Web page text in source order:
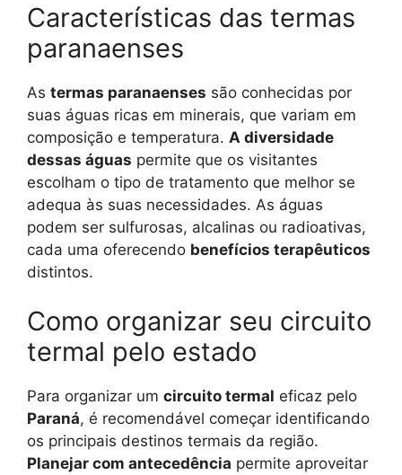
Características das termas
paranaenses
As termas paranaenses são conhecidas por
suas águas ricas em minerais, que variam em
composição e temperatura. A diversidade
dessas águas permite que os visitantes
escolham o tipo de tratamento que melhor se
adequa às suas necessidades. As águas
podem ser sulfurosas, alcalinas ou radioativas,
cada uma oferecendo benefícios terapêuticos
distintos.
Como organizar seu circuito
termal pelo estado
Para organizar um circuito termal eficaz pelo
Paraná, é recomendável começar identificando
os principais destinos termais da região.
Planejar com antecedência permite aproveitar